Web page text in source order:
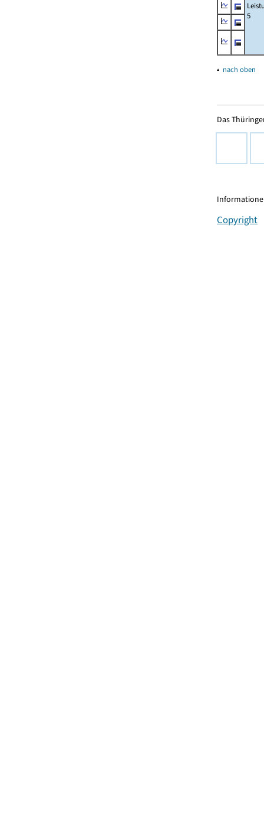
5
▴ nach oben
Das
Copyright